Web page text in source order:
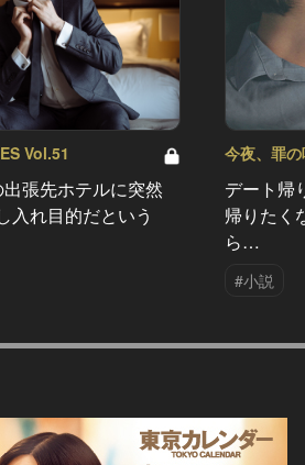
Vol.51
張先ホテルに突然
入れ目的だという
今夜、罪
デート帰
帰りたく
ら…
#小説